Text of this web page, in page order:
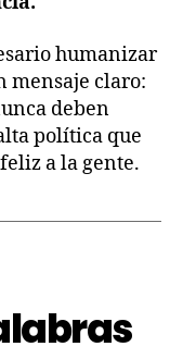
humanizar
mensaje claro:
deben
política que
a la gente.